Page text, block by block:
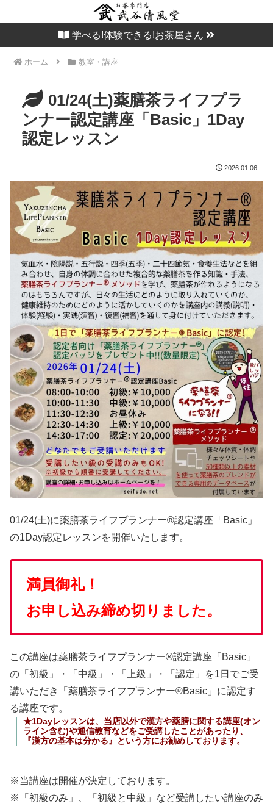
学べる!体験できる!お茶屋さん
ホーム 教室・講座
01/24(土)薬膳茶ライフプラ
ンナー認定講座「Basic」1Day
認定レッスン
2026.01.06
01/24(土)に薬膳茶ライフプランナー®認定講座「Basic」
の1Day認定レッスンを開催いたします。
満員御礼！
お申し込み締め切りました。
この講座は薬膳茶ライフプランナー®認定講座「Basic」
の「初級」・「中級」・「上級」・「認定」を1日でご受
講いただき「薬膳茶ライフプランナー®Basic」に認定す
る講座です。
★1Dayレッスンは、当店以外で漢方や薬膳に関する講座(オン
ライン含む)や通信教育などをご受講したことがあったり、
『漢方の基本は分かる』という方にお勧めしております。
※当講座は開催が決定しております。
※「初級のみ」、「初級と中級」など受講したい講座のみ